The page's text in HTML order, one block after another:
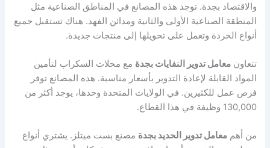
والاقتصاد بجدة. توجد هذه المصانع في المناطق الصناعية مثل
المنطقة الصناعية الأولى والثانية ومدائن الفهد. هناك تستقبل جميع
أنواع الخردة وتعمل على تحويلها إلى منتجات جديدة.
تتعاونمعامل تدوير النفايات بجدة مع محلات السكراب لتأمين
المواد القابلة لإعادة التدوير بأسعار مناسبة. هذه المصانع توفر
فرص عمل للكثيرين. في الولايات المتحدة وحدها، يوجد أكثر من
130,000 وظيفة في هذا القطاع.
من أهممعامل تدوير الحديد بجدة مصنع بست ميتلز. يشتري أنواع